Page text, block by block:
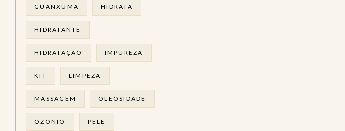
GUANXUMA HIDRATA
HIDRATANTE
HIDRATAÇÃO IMPUREZA
KIT LIMPEZA
MASSAGEM OLEOSIDADE
OZONIO PELE